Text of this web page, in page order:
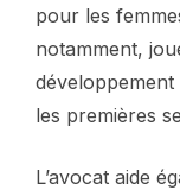
pour les
notamment,
les premières
L’avocat aide